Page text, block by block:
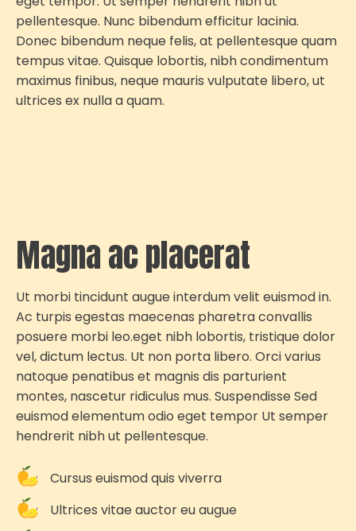
pellentesque. Nunc bibendum efficitur lacinia.
Donec bibendum neque felis, at pellentesque quam
tempus vitae. Quisque lobortis, nibh condimentum
maximus finibus, neque mauris vulputate libero, ut
ultrices ex nulla a quam.
Magna ac placerat
Ut morbi tincidunt augue interdum velit euismod in.
Ac turpis egestas maecenas pharetra convallis
posuere morbi leo.eget nibh lobortis, tristique dolor
vel, dictum lectus. Ut non porta libero. Orci varius
natoque penatibus et magnis dis parturient
montes, nascetur ridiculus mus. Suspendisse Sed
euismod elementum odio eget tempor Ut semper
hendrerit nibh ut pellentesque.
Cursus euismod quis viverra
Ultrices vitae auctor eu augue